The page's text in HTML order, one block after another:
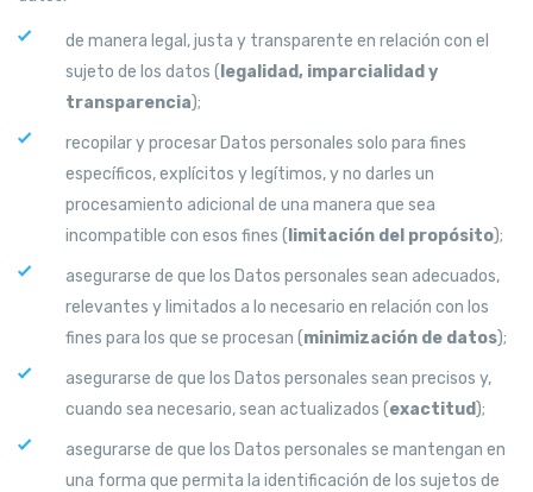
de manera legal, justa y transparente en relación con el
sujeto de los datos ( legalidad, imparcialidad y
transparencia);
recopilar y procesar Datos personales solo para fines
específicos, explícitos y legítimos, y no darles un
procesamiento adicional de una manera que sea
incompatible con esos fines ( limitación del propósito);
asegurarse de que los Datos personales sean adecuados,
relevantes y limitados a lo necesario en relación con los
fines para los que se procesan (minimización de datos);
asegurarse de que los Datos personales sean precisos y,
cuando sea necesario, sean actualizados (exactitud );
asegurarse de que los Datos personales se mantengan en
una forma que permita la identificación de los sujetos de